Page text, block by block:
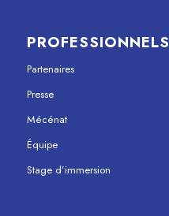
PROFESSIONNELS
Partenaires
Presse
Mécénat
Équipe
Stage d’immersion